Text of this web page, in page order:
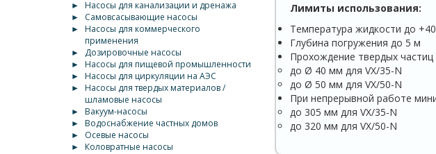
►
Насосы для канализации и дренажа
►
Самовсасывающие насосы
►
Насосы для коммерческого
применения
►
Дозировочные насосы
►
Насосы для пищевой промышленности
►
Насосы для циркуляции на АЭС
►
Насосы для твердых материалов /
шламовые насосы
►
Вакуум-насосы
►
Водоснабжение частных домов
►
Осевые насосы
►
Коловратные насосы
Лимиты использования:
Температура жидкости до +40
Глубина погружения до 5 м
Прохождение твердых
до Ø 40 мм для VX/35-N
до Ø 50 мм для VX/50-N
При непрерывной работе
до 305 мм для VX/35-N
до 320 мм для VX/50-N